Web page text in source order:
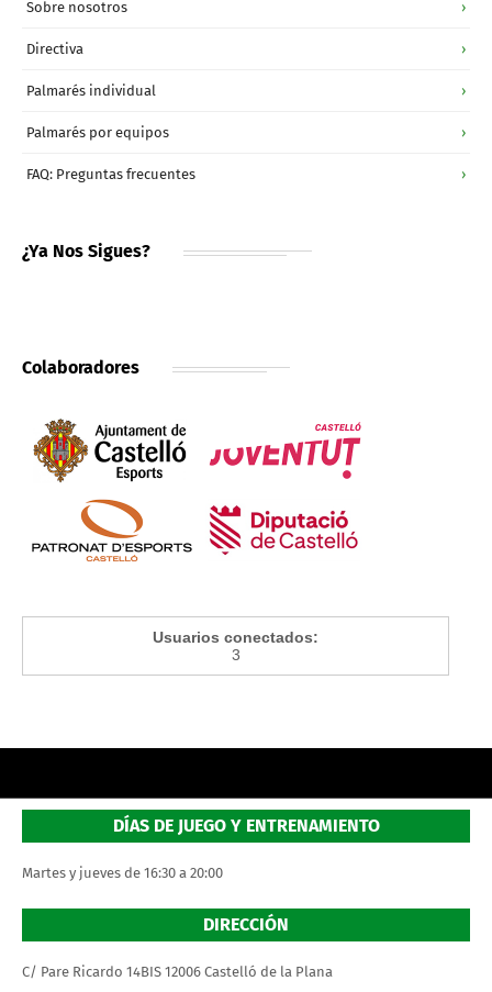
Sobre nosotros ›
Directiva ›
Palmarés individual ›
Palmarés por equipos ›
FAQ: Preguntas frecuentes ›
¿Ya Nos Sigues?
Colaboradores
Usuarios conectados:
3
DÍAS DE JUEGO Y ENTRENAMIENTO
Martes y jueves de 16:30 a 20:00
DIRECCIÓN
C/ Pare Ricardo 14BIS 12006 Castelló de la Plana